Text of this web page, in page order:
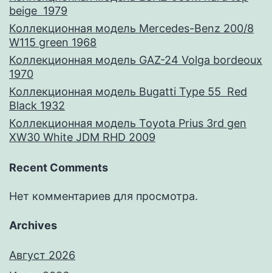
beige 1979
Коллекционная модель Mercedes-Benz 200/8
W115 green 1968
Коллекционная модель GAZ-24 Volga bordeoux
1970
Коллекционная модель Bugatti Type 55 Red
Black 1932
Коллекционная модель Toyota Prius 3rd gen
XW30 White JDM RHD 2009
Recent Comments
Нет комментариев для просмотра.
Archives
Август 2026